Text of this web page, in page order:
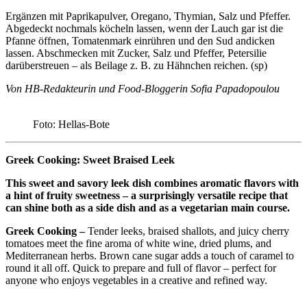
Ergänzen mit Paprikapulver, Oregano, Thymian, Salz und Pfeffer.
Abgedeckt nochmals köcheln lassen, wenn der Lauch gar ist die
Pfanne öffnen, Tomatenmark einrühren und den Sud andicken
lassen. Abschmecken mit Zucker, Salz und Pfeffer, Petersilie
darüberstreuen – als Beilage z. B. zu Hähnchen reichen. (sp)
Von HB-Redakteurin und Food-Bloggerin Sofia Papadopoulou
Foto: Hellas-Bote
Greek Cooking: Sweet Braised Leek
This sweet and savory leek dish combines aromatic flavors with
a hint of fruity sweetness – a surprisingly versatile recipe that
can shine both as a side dish and as a vegetarian main course.
Greek Cooking –Tender leeks, braised shallots, and juicy cherry
tomatoes meet the fine aroma of white wine, dried plums, and
Mediterranean herbs. Brown cane sugar adds a touch of caramel to
round it all off. Quick to prepare and full of flavor – perfect for
anyone who enjoys vegetables in a creative and refined way.